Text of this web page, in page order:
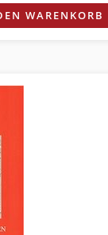
WARENKORB